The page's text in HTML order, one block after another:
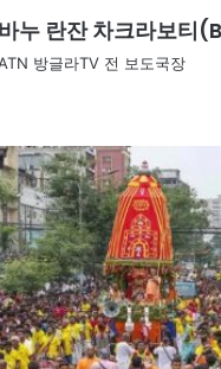
바누 란잔 차크라보
방글라TV 전 보도국장